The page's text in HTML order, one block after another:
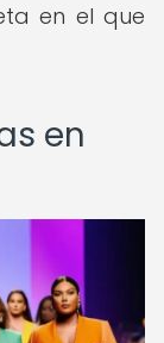
en el que
en